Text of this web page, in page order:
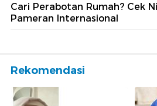
Cari Perabotan Rumah? Cek
Pameran Internasional
Rekomendasi